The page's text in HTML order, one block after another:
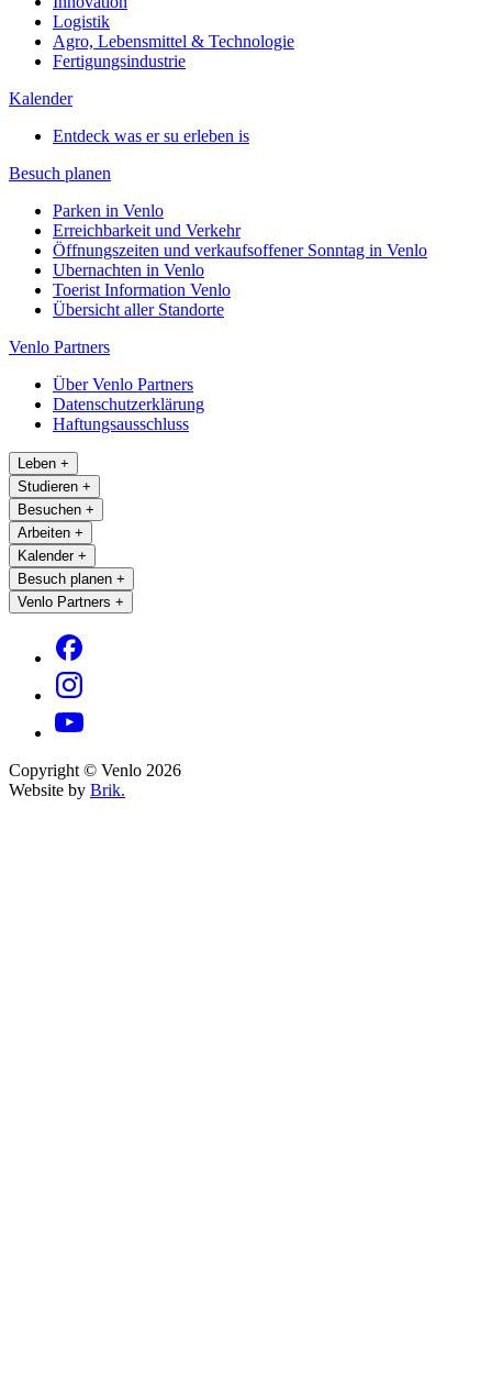
Logistik
Agro, Lebensmittel & Technologie
Fertigungsindustrie
Kalender
Entdeck was er su erleben is
Besuch planen
Parken in Venlo
Erreichbarkeit und Verkehr
Öffnungszeiten und verkaufsoffener Sonntag in Venlo
Ubernachten in Venlo
Toerist Information Venlo
Übersicht aller Standorte
Venlo Partners
Über Venlo Partners
Datenschutzerklärung
Haftungsausschluss
Leben +
Studieren +
Besuchen +
Arbeiten +
Kalender +
Besuch planen +
Venlo Partners +
Copyright © Venlo 2026
Website by Brik.